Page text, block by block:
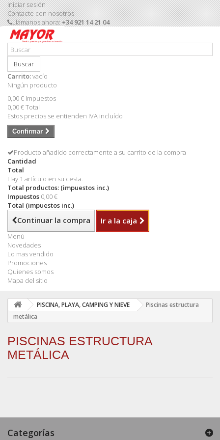
Iniciar sesión
Contacte con nosotros
Llámanos ahora:+34 921 14 21 04
Buscar
Carrito:vacío
Ningún producto
0,00 € Impuestos
0,00 €Total
Estos precios se entienden IVA incluído
Confirmar
Producto añadido correctamente a su carrito de la compra
Cantidad
Total
Hay 1 artículo en su cesta.
Total productos: (impuestos inc.)
Impuestos 0,00 €
Total (impuestos inc.)
Continuar la compra Ir a la caja
Menú
Novedades
Lo mas vendido
Promociones
Quienes somos
Mapa del sitio
PISCINA, PLAYA, CAMPING Y NIEVE
Piscinas estructura
metálica
PISCINAS ESTRUCTURA
METÁLICA
Categorías